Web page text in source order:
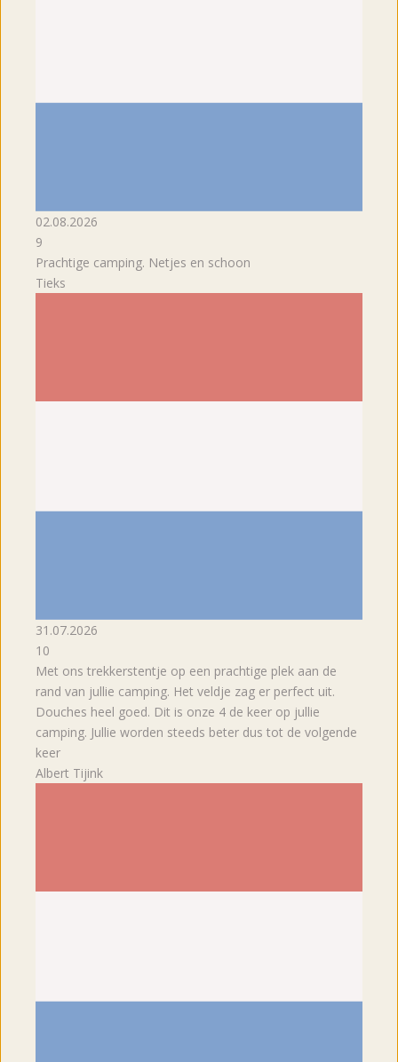
02.08.2026
9
Prachtige camping. Netjes en schoon
Tieks
31.07.2026
10
Met ons trekkerstentje op een prachtige plek aan de
rand van jullie camping. Het veldje zag er perfect uit.
Douches heel goed. Dit is onze 4 de keer op jullie
camping. Jullie worden steeds beter dus tot de volgende
keer
Albert Tijink